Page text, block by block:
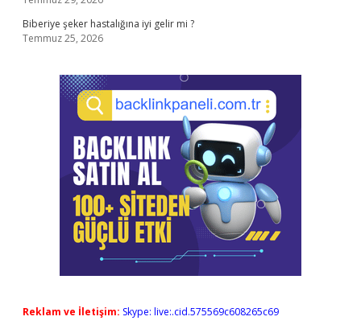
Biberiye şeker hastalığına iyi gelir mi ?
Temmuz 25, 2026
Reklam ve İletişim: Skype: live:.cid.575569c608265c69